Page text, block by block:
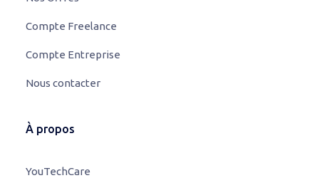
Compte Freelance
Compte Entreprise
Nous contacter
À propos
YouTechCare